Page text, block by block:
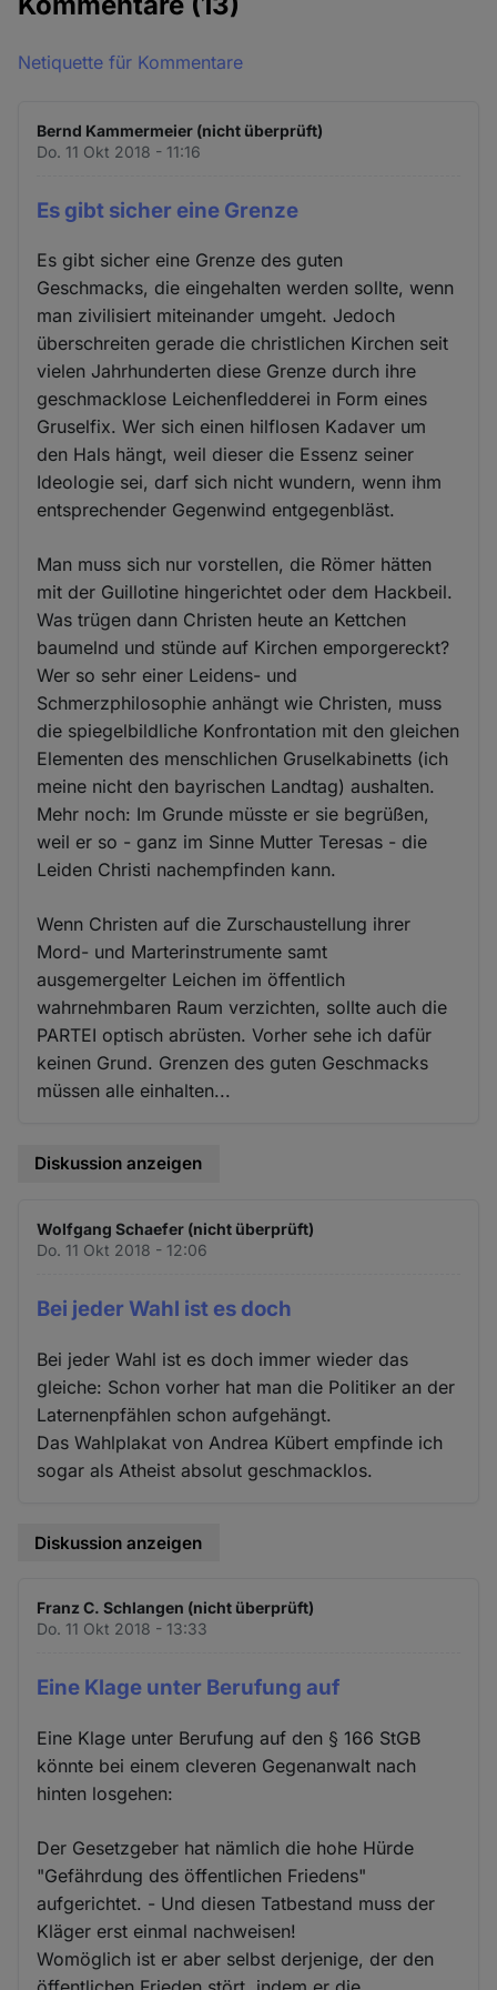
Netiquette für Kommentare
Bernd Kammermeier (nicht überprüft)
Do. 11 Okt 2018 - 11:16
Es gibt sicher eine Grenze
Es gibt sicher eine Grenze des guten
Geschmacks, die eingehalten werden sollte, wenn
man zivilisiert miteinander umgeht. Jedoch
überschreiten gerade die christlichen Kirchen seit
vielen Jahrhunderten diese Grenze durch ihre
geschmacklose Leichenfledderei in Form eines
Gruselfix. Wer sich einen hilflosen Kadaver um
den Hals hängt, weil dieser die Essenz seiner
Ideologie sei, darf sich nicht wundern, wenn ihm
entsprechender Gegenwind entgegenbläst.
Man muss sich nur vorstellen, die Römer hätten
mit der Guillotine hingerichtet oder dem Hackbeil.
Was trügen dann Christen heute an Kettchen
baumelnd und stünde auf Kirchen emporgereckt?
Wer so sehr einer Leidens- und
Schmerzphilosophie anhängt wie Christen, muss
die spiegelbildliche Konfrontation mit den gleichen
Elementen des menschlichen Gruselkabinetts (ich
meine nicht den bayrischen Landtag) aushalten.
Mehr noch: Im Grunde müsste er sie begrüßen,
weil er so - ganz im Sinne Mutter Teresas - die
Leiden Christi nachempfinden kann.
Wenn Christen auf die Zurschaustellung ihrer
Mord- und Marterinstrumente samt
ausgemergelter Leichen im öffentlich
wahrnehmbaren Raum verzichten, sollte auch die
PARTEI optisch abrüsten. Vorher sehe ich dafür
keinen Grund. Grenzen des guten Geschmacks
müssen alle einhalten...
Diskussion anzeigen
Wolfgang Schaefer (nicht überprüft)
Do. 11 Okt 2018 - 12:06
Bei jeder Wahl ist es doch
Bei jeder Wahl ist es doch immer wieder das
gleiche: Schon vorher hat man die Politiker an der
Laternenpfählen schon aufgehängt.
Das Wahlplakat von Andrea Kübert empfinde ich
sogar als Atheist absolut geschmacklos.
Diskussion anzeigen
Franz C. Schlangen (nicht überprüft)
Do. 11 Okt 2018 - 13:33
Eine Klage unter Berufung auf
Eine Klage unter Berufung auf den § 166 StGB
könnte bei einem cleveren Gegenanwalt nach
hinten losgehen:
Der Gesetzgeber hat nämlich die hohe Hürde
"Gefährdung des öffentlichen Friedens"
aufgerichtet. - Und diesen Tatbestand muss der
Kläger erst einmal nachweisen!
Womöglich ist er aber selbst derjenige, der den